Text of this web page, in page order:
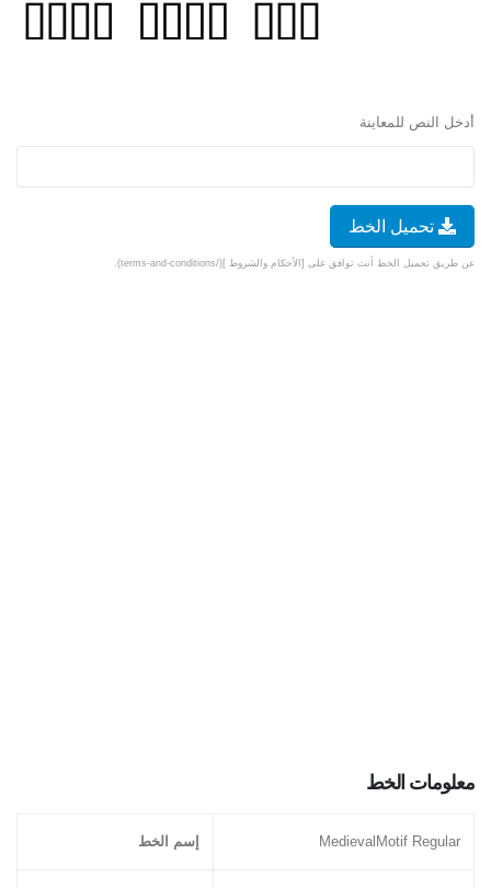
أدخل النص للمعاينة
تحميل الخط
عن طريق تحميل الخط أنت توافق على [الأحكام والشروط ](/terms-and-conditions).
معلومات الخط
MedievalMotif Regular إسم الخط